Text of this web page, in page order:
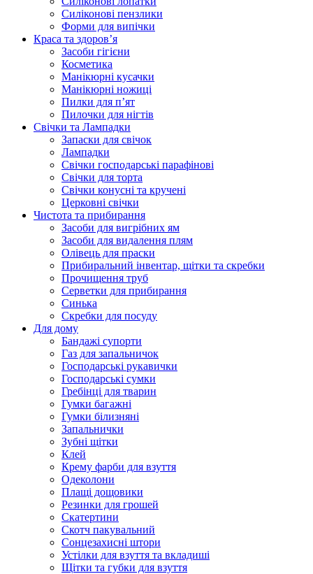
Силіконові пензлики
Форми для випічки
Краса та здоров’я
Засоби гігієни
Косметика
Манікюрні кусачки
Манікюрні ножиці
Пилки для п’ят
Пилочки для нігтів
Свічки та Лампадки
Запаски для свічок
Лампадки
Свічки господарські парафінові
Свічки для торта
Свічки конусні та кручені
Церковні свічки
Чистота та прибирання
Засоби для вигрібних ям
Засоби для видалення плям
Олівець для праски
Прибиральний інвентар, щітки та скребки
Прочищення труб
Серветки для прибирання
Синька
Скребки для посуду
Для дому
Бандажі супорти
Газ для запальничок
Господарські рукавички
Господарські сумки
Гребінці для тварин
Гумки багажні
Гумки білизняні
Запальнички
Зубні щітки
Клей
Крему фарби для взуття
Одеколони
Плащі дощовики
Резинки для грошей
Скатертини
Скотч пакувальний
Сонцезахисні штори
Устілки для взуття та вкладиші
Щітки та губки для взуття